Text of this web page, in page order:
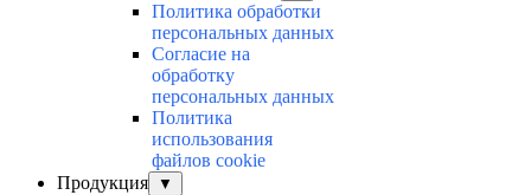
Политика обработки
персональных данных
Согласие на
обработку
персональных данных
Политика
использования
файлов cookie
Продукция
▼